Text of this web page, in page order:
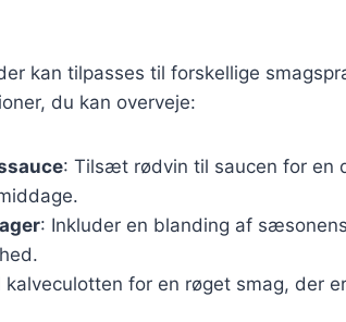
kan tilpasses til forskellige
du kan overveje:
: Tilsæt rødvin til saucen for en
: Inkluder en blanding af
kalveculotten for en røget smag, der